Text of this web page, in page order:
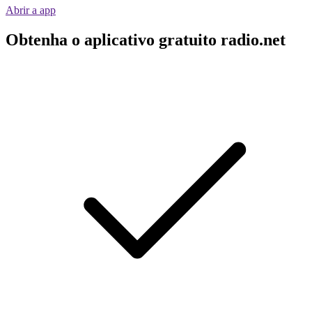
Abrir a app
Obtenha o aplicativo gratuito radio.net